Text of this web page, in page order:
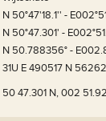
N 50°47'18.1'' -
N 50°47.301' -
N 50.788356° -
31U E 490517 N
50 47.301 N, 002